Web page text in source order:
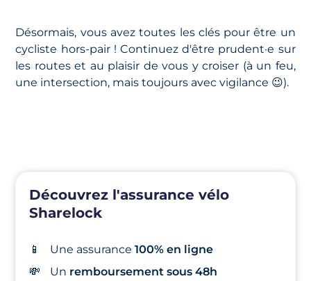
Désormais, vous avez toutes les clés pour être un
cycliste hors-pair ! Continuez d'être prudent·e sur
les routes et au plaisir de vous y croiser (à un feu,
une intersection, mais toujours avec vigilance 😉).
Découvrez l'assurance vélo
Sharelock
📱 Une assurance100% en ligne
💸
Un remboursement sous 48h